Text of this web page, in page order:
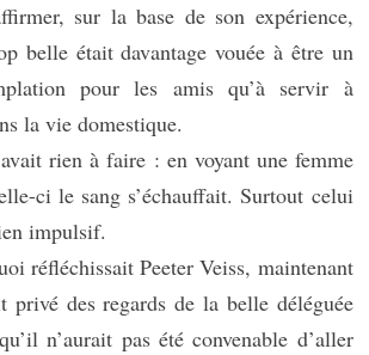
sur la base de son expérience,
belle était davantage vouée à être un
pour les amis qu’à servir à
la vie domestique.
rien à faire : en voyant une femme
ci le sang s’échauffait. Surtout celui
impulsif.
Peeter Veiss, maintenant
privé des regards de la belle déléguée
n’aurait pas été convenable d’aller